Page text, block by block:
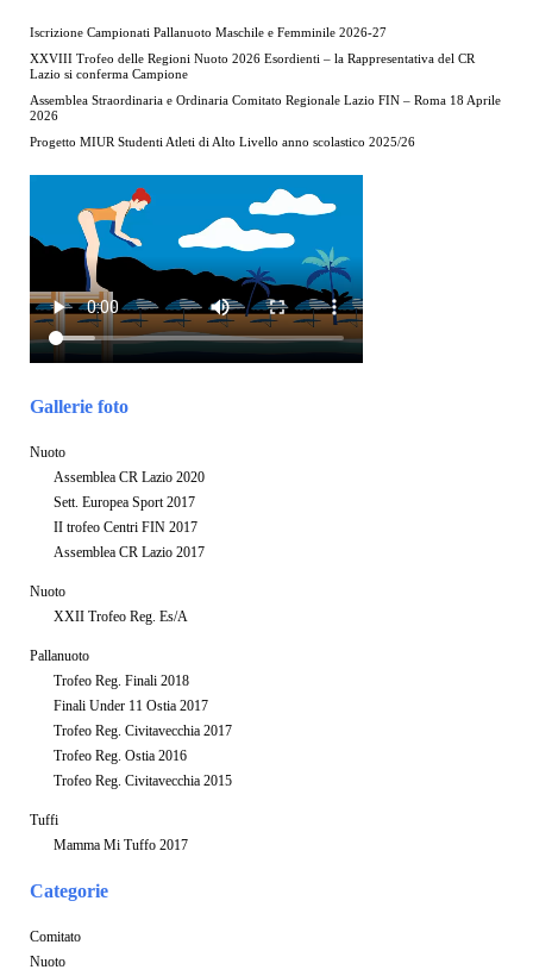
Iscrizione Campionati Pallanuoto Maschile e Femminile 2026-27
XXVIII Trofeo delle Regioni Nuoto 2026 Esordienti – la Rappresentativa del CR
Lazio si conferma Campione
Assemblea Straordinaria e Ordinaria Comitato Regionale Lazio FIN – Roma 18 Aprile
2026
Progetto MIUR Studenti Atleti di Alto Livello anno scolastico 2025/26
Gallerie foto
Nuoto
Assemblea CR Lazio 2020
Sett. Europea Sport 2017
II trofeo Centri FIN 2017
Assemblea CR Lazio 2017
Nuoto
XXII Trofeo Reg. Es/A
Pallanuoto
Trofeo Reg. Finali 2018
Finali Under 11 Ostia 2017
Trofeo Reg. Civitavecchia 2017
Trofeo Reg. Ostia 2016
Trofeo Reg. Civitavecchia 2015
Tuffi
Mamma Mi Tuffo 2017
Categorie
Comitato
Nuoto